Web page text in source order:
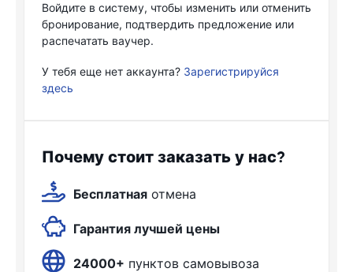
Войдите в систему, чтобы изменить или отменить
бронирование, подтвердить предложение или
распечатать ваучер.
У тебя еще нет аккаунта? Зарегистрируйся
здесь
Почему стоит заказать у нас?
Бесплатная отмена
Гарантия лучшей цены
24000+ пунктов самовывоза